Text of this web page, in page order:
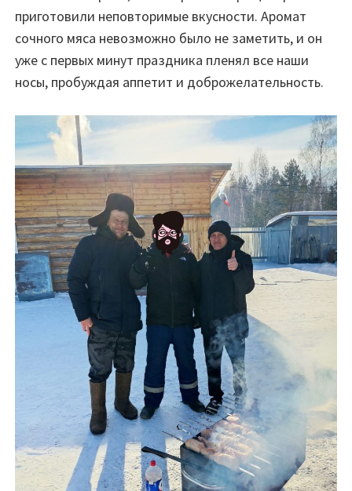
приготовили неповторимые вкусности. Аромат
сочного мяса невозможно было не заметить, и он
уже с первых минут праздника пленял все наши
носы, пробуждая аппетит и доброжелательность.